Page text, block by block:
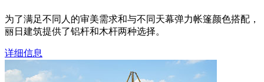
为了满足不同人的审美需求和与不同天幕弹力帐篷颜色搭配，
丽日建筑提供了铝杆和木杆两种选择。
详细信息